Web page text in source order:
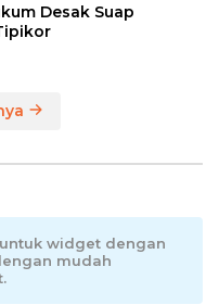
Desak Suap
widget dengan
mudah